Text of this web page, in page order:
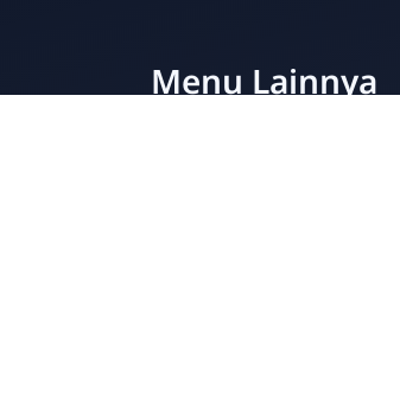
Menu Lainnya